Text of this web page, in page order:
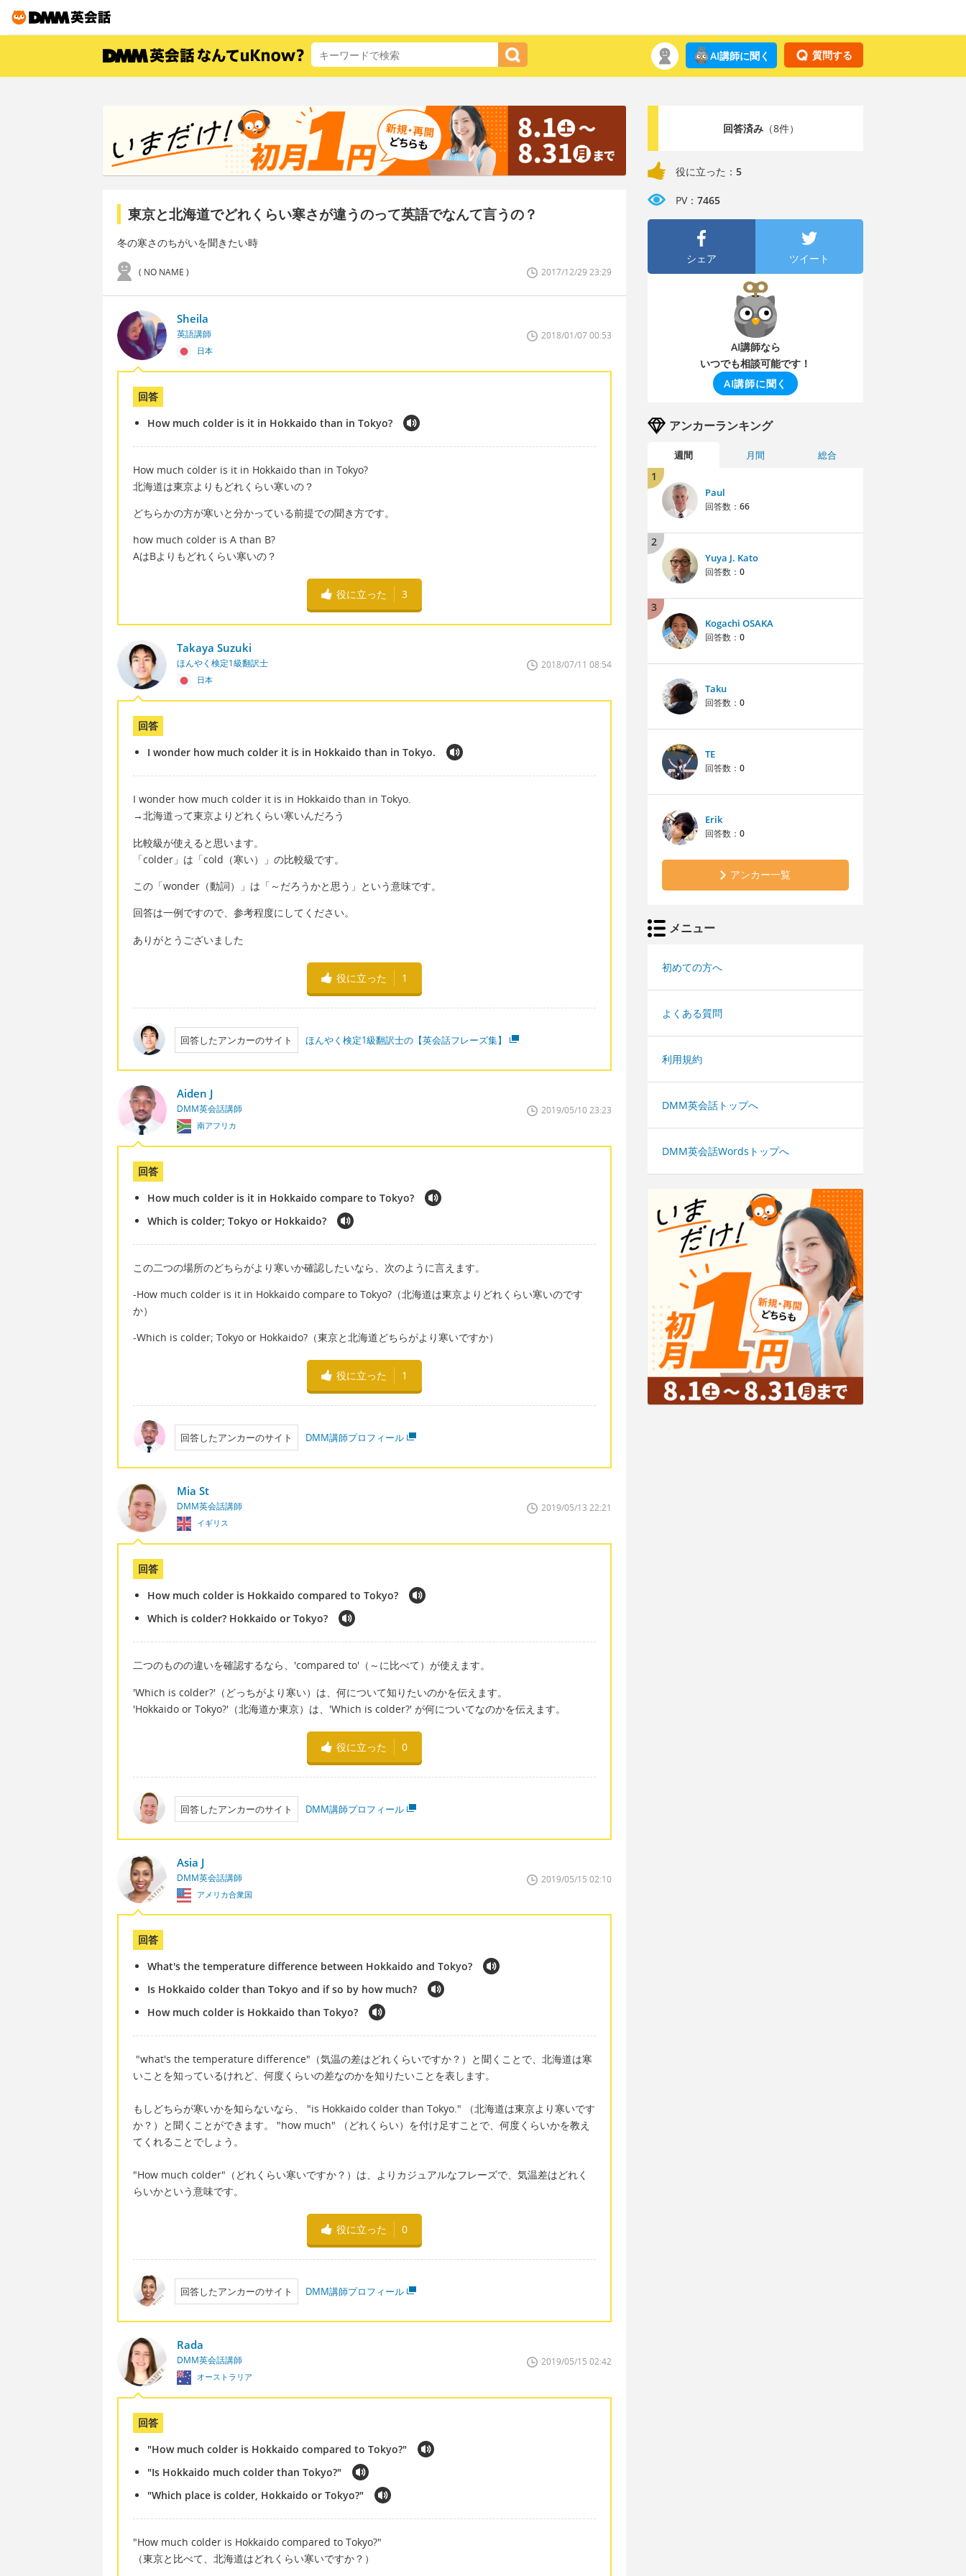
質問する
AI講師に聞く
東京と北海道でどれくらい寒さが違うのって英語でなんて言うの？
冬の寒さのちがいを聞きたい時
( NO NAME ) 2017/12/29 23:29
Sheila
英語講師
日本
2018/01/07 00:53
回答
How much colder is it in Hokkaido than in Tokyo?
How much colder is it in Hokkaido than in Tokyo?
北海道は東京よりもどれくらい寒いの？
どちらかの方が寒いと分かっている前提での聞き方です。
how much colder is A than B?
AはBよりもどれくらい寒いの？
役に立った 3
Takaya Suzuki
ほんやく検定1級翻訳士
日本
2018/07/11 08:54
回答
I wonder how much colder it is in Hokkaido than in Tokyo.
I wonder how much colder it is in Hokkaido than in Tokyo.
→北海道って東京よりどれくらい寒いんだろう
比較級が使えると思います。
「colder」は「cold（寒い）」の比較級です。
この「wonder（動詞）」は「～だろうかと思う」という意味です。
回答は一例ですので、参考程度にしてください。
ありがとうございました
役に立った 1
回答したアンカーのサイト ほんやく検定1級翻訳士の【英会話フレーズ集】
Aiden J
DMM英会話講師
南アフリカ
2019/05/10 23:23
回答
How much colder is it in Hokkaido compare to Tokyo?
Which is colder; Tokyo or Hokkaido?
この二つの場所のどちらがより寒いか確認したいなら、次のように言えます。
-How much colder is it in Hokkaido compare to Tokyo?（北海道は東京よりどれくらい寒いのです
か）
-Which is colder; Tokyo or Hokkaido?（東京と北海道どちらがより寒いですか）
役に立った 1
回答したアンカーのサイト DMM講師プロフィール
Mia St
DMM英会話講師
イギリス
2019/05/13 22:21
回答
How much colder is Hokkaido compared to Tokyo?
Which is colder? Hokkaido or Tokyo?
二つのものの違いを確認するなら、'compared to'（～に比べて）が使えます。
'Which is colder?'（どっちがより寒い）は、何について知りたいのかを伝えます。
'Hokkaido or Tokyo?'（北海道か東京）は、'Which is colder?' が何についてなのかを伝えます。
役に立った 0
回答したアンカーのサイト DMM講師プロフィール
Asia J
DMM英会話講師
アメリカ合衆国
2019/05/15 02:10
回答
What's the temperature difference between Hokkaido and Tokyo?
Is Hokkaido colder than Tokyo and if so by how much?
How much colder is Hokkaido than Tokyo?
"what's the temperature difference"（気温の差はどれくらいですか？）と聞くことで、北海道は寒
いことを知っているけれど、何度くらいの差なのかを知りたいことを表します。
もしどちらが寒いかを知らないなら、 "is Hokkaido colder than Tokyo." （北海道は東京より寒いです
か？）と聞くことができます。 "how much" （どれくらい）を付け足すことで、何度くらいかを教え
てくれることでしょう。
"How much colder"（どれくらい寒いですか？）は、よりカジュアルなフレーズで、気温差はどれく
らいかという意味です。
役に立った 0
回答したアンカーのサイト DMM講師プロフィール
Rada
DMM英会話講師
オーストラリア
2019/05/15 02:42
回答
"How much colder is Hokkaido compared to Tokyo?"
"Is Hokkaido much colder than Tokyo?"
"Which place is colder, Hokkaido or Tokyo?"
"How much colder is Hokkaido compared to Tokyo?"
（東京と比べて、北海道はどれくらい寒いですか？）
回答済み（8件）
役に立った： 5
PV： 7465
シェア ツイート
AI講師なら
いつでも相談可能です！
AI講師に聞く
アンカーランキング
週間 月間 総合
1
Paul
回答数： 66
2
Yuya J. Kato
回答数： 0
3
Kogachi OSAKA
回答数： 0
Taku
回答数： 0
TE
回答数： 0
Erik
回答数： 0
アンカー一覧
メニュー
初めての方へ
よくある質問
利用規約
DMM英会話トップへ
DMM英会話Wordsトップへ